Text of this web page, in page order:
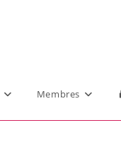
Membres